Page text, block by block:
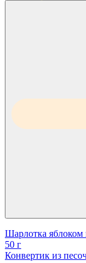
Шарлотка яблоком
50 г
Конвертик из